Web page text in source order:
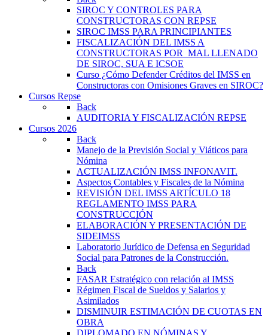
SIROC Y CONTROLES PARA
CONSTRUCTORAS CON REPSE
SIROC IMSS PARA PRINCIPIANTES
FISCALIZACIÓN DEL IMSS A
CONSTRUCTORAS POR MAL LLENADO
DE SIROC, SUA E ICSOE
Curso ¿Cómo Defender Créditos del IMSS en
Constructoras con Omisiones Graves en SIROC?
Cursos Repse
Back
AUDITORIA Y FISCALIZACIÓN REPSE
Cursos 2026
Back
Manejo de la Previsión Social y Viáticos para
Nómina
ACTUALIZACIÓN IMSS INFONAVIT.
Aspectos Contables y Fiscales de la Nómina
REVISIÓN DEL IMSS ARTÍCULO 18
REGLAMENTO IMSS PARA
CONSTRUCCIÓN
ELABORACIÓN Y PRESENTACIÓN DE
SIDEIMSS
Laboratorio Jurídico de Defensa en Seguridad
Social para Patrones de la Construcción.
Back
FASAR Estratégico con relación al IMSS
Régimen Fiscal de Sueldos y Salarios y
Asimilados
DISMINUIR ESTIMACIÓN DE CUOTAS EN
OBRA
DIPLOMADO EN NÓMINAS Y